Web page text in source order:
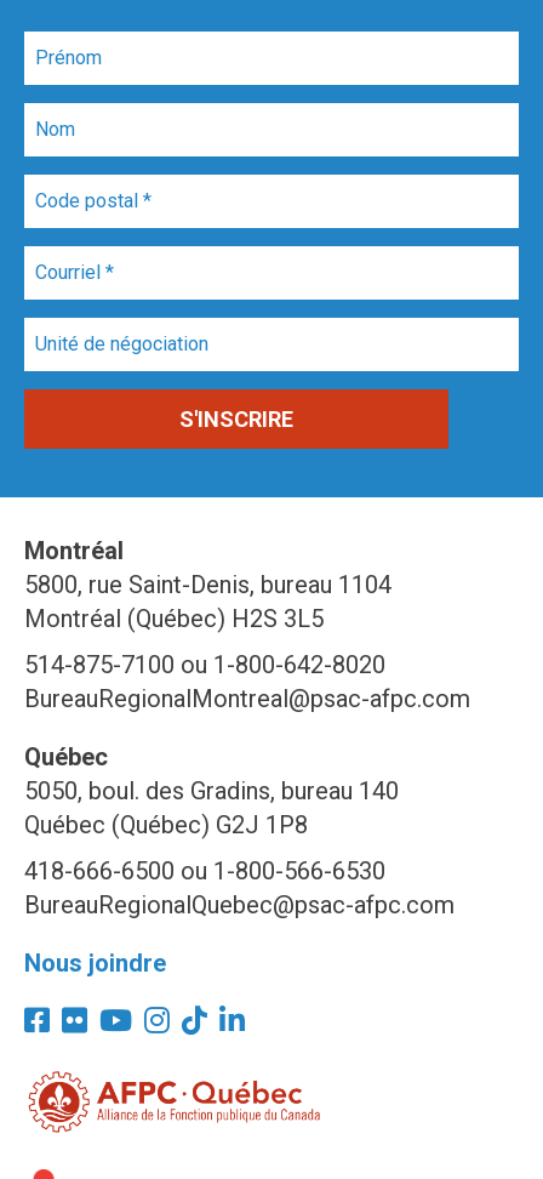
Montréal
5800, rue Saint-Denis, bureau 1104
Montréal (Québec) H2S 3L5
514-875-7100 ou 1-800-642-8020
BureauRegionalMontreal@psac-afpc.com
Québec
5050, boul. des Gradins, bureau 140
Québec (Québec) G2J 1P8
418-666-6500 ou 1-800-566-6530
BureauRegionalQuebec@psac-afpc.com
Nous joindre